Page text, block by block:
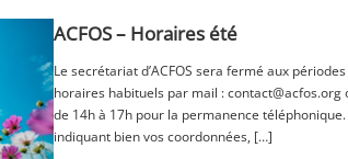
ACFOS – Horaires été
Le secrétariat d’ACFOS sera fermé aux
horaires habituels par mail :
de 14h à 17h pour la permanence
indiquant bien vos coordonnées, […]